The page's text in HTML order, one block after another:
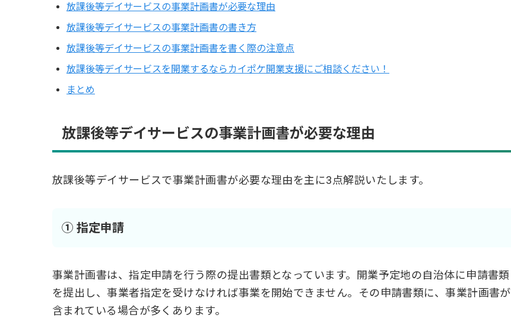
放課後等デイサービスの事業計画書が必要な理由
放課後等デイサービスの事業計画書の書き方
放課後等デイサービスの事業計画書を書く際の注意点
放課後等デイサービスを開業するならカイポケ開業支援にご相談ください！
まとめ
放課後等デイサービスの事業計画書が必要な理由
放課後等デイサービスで事業計画書が必要な理由を主に3点解説いたします。
① 指定申請
事業計画書は、指定申請を行う際の提出書類となっています。開業予定地の自治体に申請書類
を提出し、事業者指定を受けなければ事業を開始できません。その申請書類に、事業計画書が
含まれている場合が多くあります。